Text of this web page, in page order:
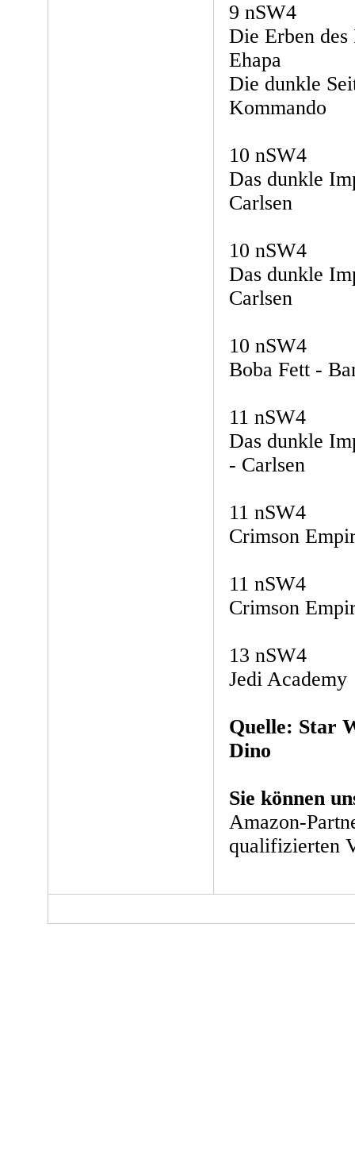
9 nSW4
Die Erben
Ehapa
Die dunkle
Kommando
10 nSW4
Das dunkle
Carlsen
10 nSW4
Das dunkle
Carlsen
10 nSW4
Boba Fett -
11 nSW4
Das dunkle
- Carlsen
11 nSW4
Crimson
11 nSW4
Crimson
13 nSW4
Jedi Academy
Quelle: Star
Dino
Sie können
Amazon-
qualifizierten